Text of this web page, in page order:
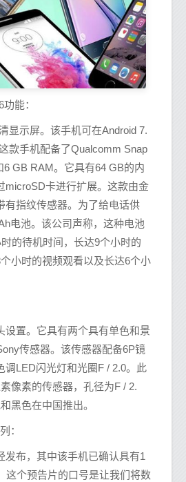
能：
显示屏。该手机可在Android 7.
款手机配备了Qualcomm Snap
6 GB RAM。它具有64 GB的内
microSD卡进行扩展。这款由金
有指纹传感器。为了给电话供
电池。该公司声称，这种电池
的待机时间，长达9个小时的
小时的视频观看以及长达6个小
设置。它具有两个具有单色和景
传感器。该传感器配备6P镜
调LED闪光灯和光圈F / 2.0。此
像素的传感器，孔径为F / 2.
黑色在中国推出。
：
发布，其中该手机已确认具有1
这个预告片的口号是让我们将数